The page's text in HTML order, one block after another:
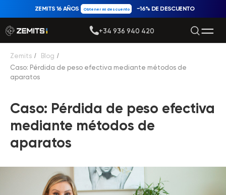
Obtener mi descuento
ZEMITS 16 AÑOS −16% DE DESCUENTO
+34 936 940 420
Zemits / Blog /
Caso: Pérdida de peso efectiva mediante métodos de
aparatos
Caso: Pérdida de peso efectiva
mediante métodos de
aparatos